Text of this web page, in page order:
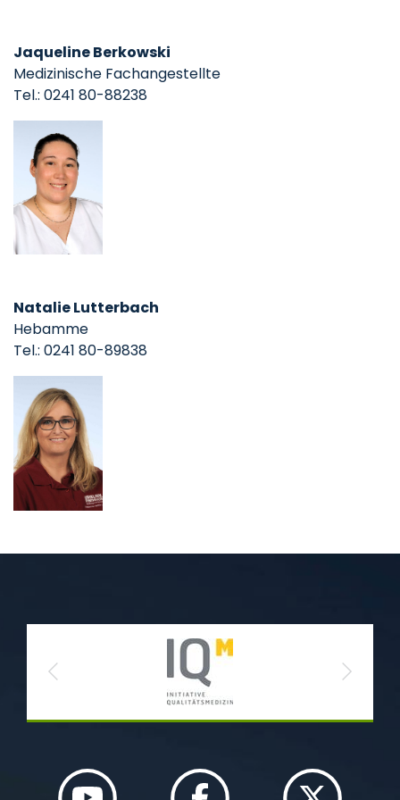
Jaqueline Berkowski
Medizinische Fachangestellte
Tel.: 0241 80-88238
Natalie Lutterbach
Hebamme
Tel.: 0241 80-89838
Previous Next